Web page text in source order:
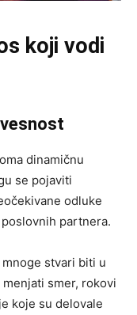
koji vodi
dinamičnu
se pojaviti
odluke
partnera.
stvari biti u
smer, rokovi
koje su delovale